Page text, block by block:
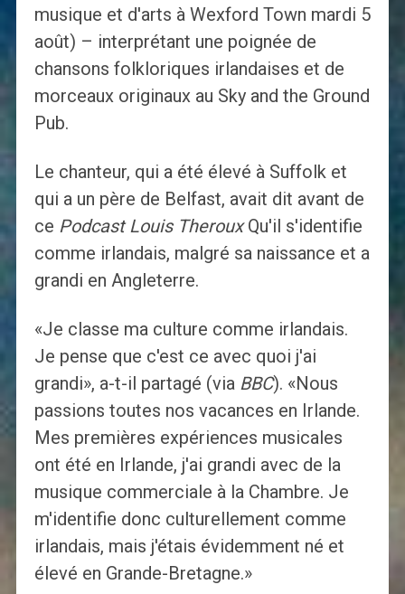
musique et d'arts à Wexford Town mardi 5
août) – interprétant une poignée de
chansons folkloriques irlandaises et de
morceaux originaux au Sky and the Ground
Pub.
Le chanteur, qui a été élevé à Suffolk et
qui a un père de Belfast, avait dit avant de
ce Podcast Louis TherouxQu'il s'identifie
comme irlandais, malgré sa naissance et a
grandi en Angleterre.
«Je classe ma culture comme irlandais.
Je pense que c'est ce avec quoi j'ai
grandi», a-t-il partagé (via BBC). «Nous
passions toutes nos vacances en Irlande.
Mes premières expériences musicales
ont été en Irlande, j'ai grandi avec de la
musique commerciale à la Chambre. Je
m'identifie donc culturellement comme
irlandais, mais j'étais évidemment né et
élevé en Grande-Bretagne.»